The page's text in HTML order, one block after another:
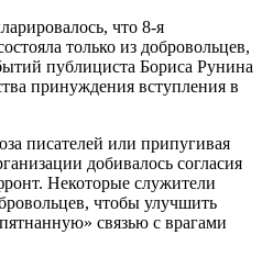
что 8-я
только из добровольцев,
публициста Бориса Рунина
принуждения вступления в
писателей или припугивая
добивалось согласия
Некоторые служители
чтобы улучшить
связью с врагами